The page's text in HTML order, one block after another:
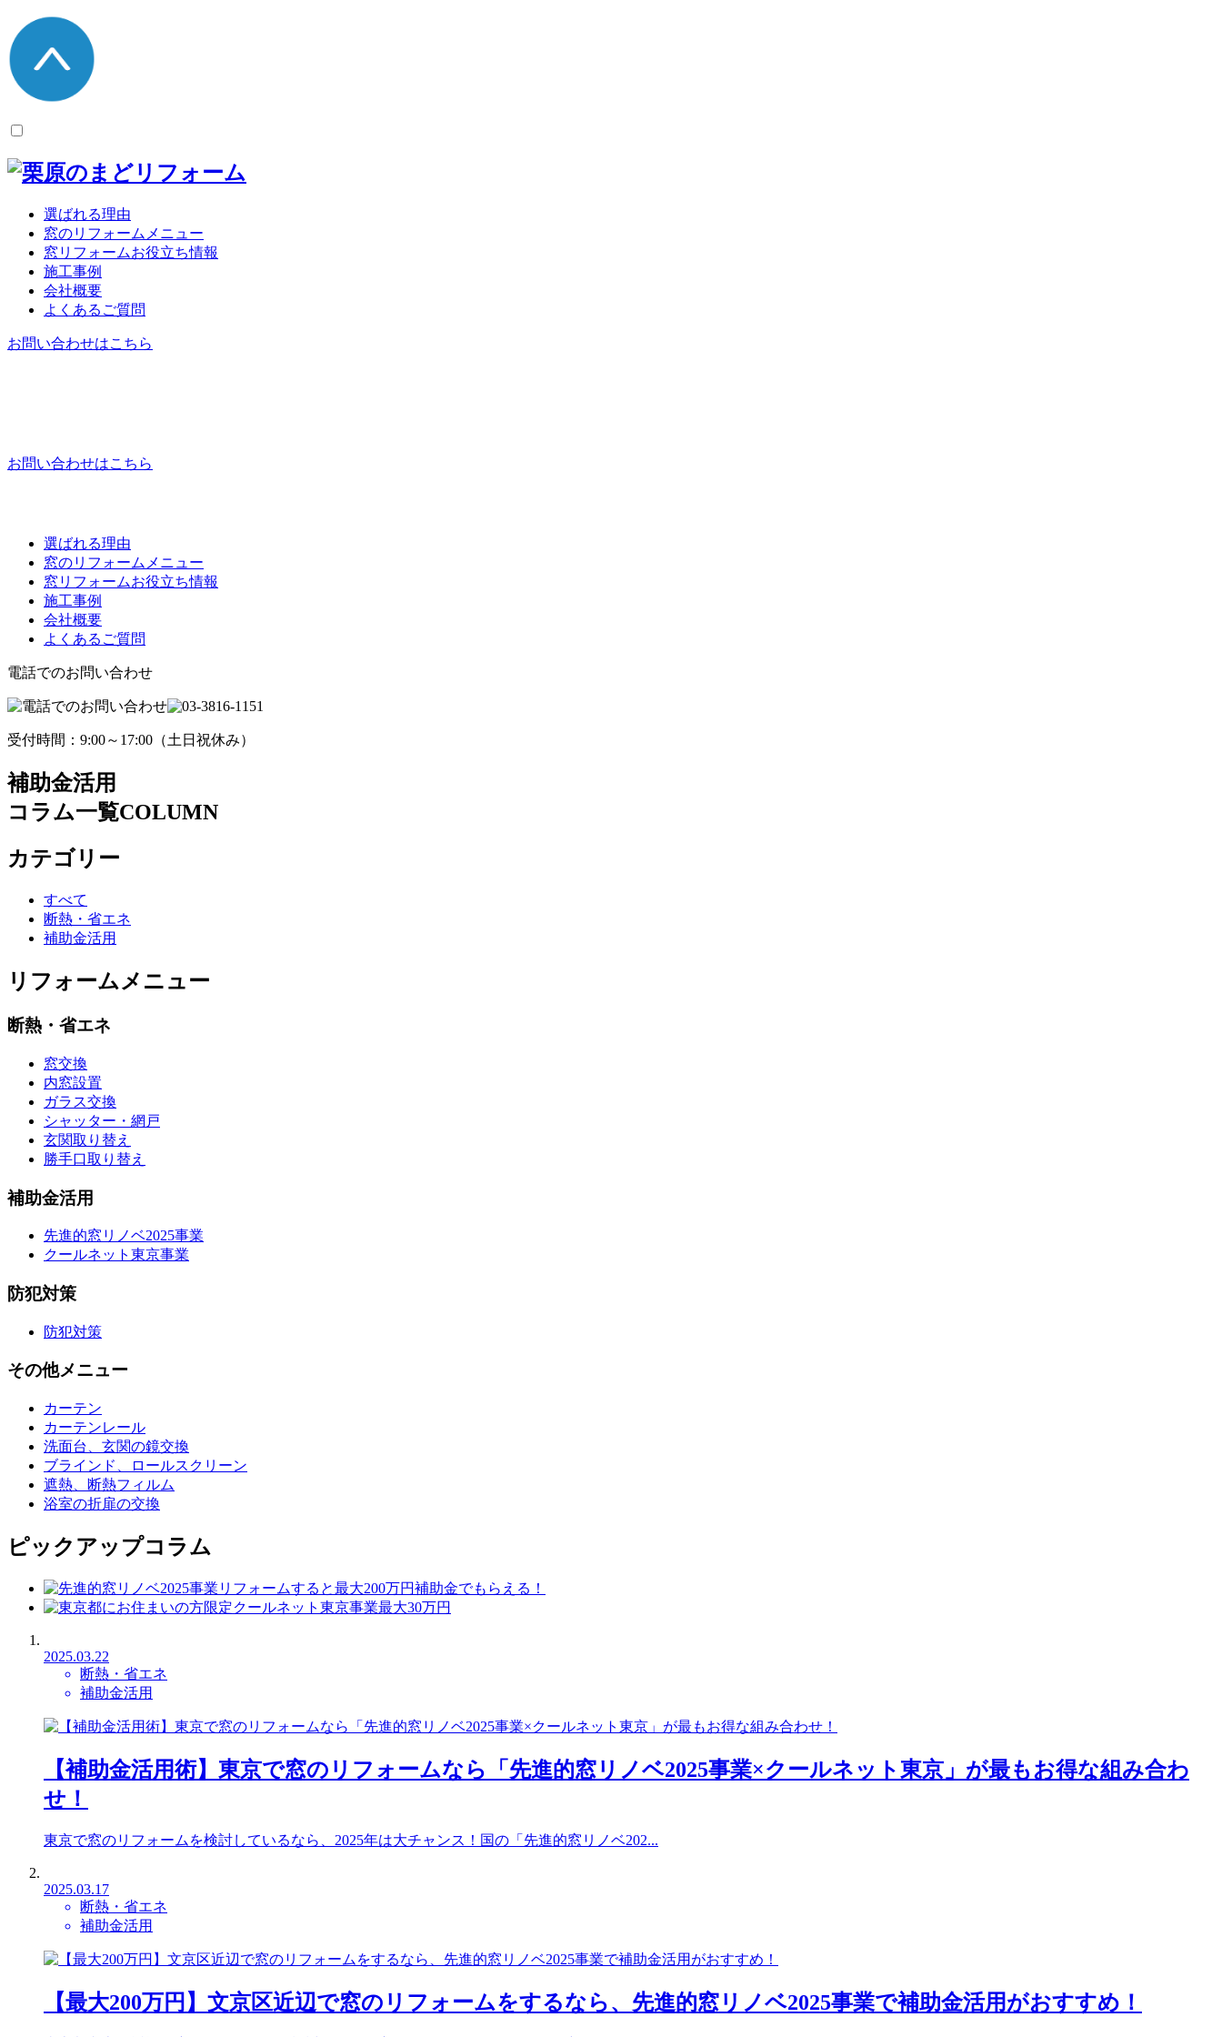
選ばれる理由
窓のリフォームメニュー
窓リフォームお役立ち情報
施工事例
会社概要
よくあるご質問
お問い合わせはこちら
お問い合わせはこちら
選ばれる理由
窓のリフォームメニュー
窓リフォームお役立ち情報
施工事例
会社概要
よくあるご質問
電話でのお問い合わせ
受付時間：9:00～17:00（土日祝休み）
補助金活用
コラム一覧COLUMN
カテゴリー
すべて
断熱・省エネ
補助金活用
リフォームメニュー
断熱・省エネ
窓交換
内窓設置
ガラス交換
シャッター・網戸
玄関取り替え
勝手口取り替え
補助金活用
先進的窓リノベ2025事業
クールネット東京事業
防犯対策
防犯対策
その他メニュー
カーテン
カーテンレール
洗面台、玄関の鏡交換
ブラインド、ロールスクリーン
遮熱、断熱フィルム
浴室の折扉の交換
ピックアップコラム
2025.03.22
断熱・省エネ
補助金活用
【補助金活用術】東京で窓のリフォームなら「先進的窓リノベ2025事業×クールネット東京」が最もお得な組み合わ
せ！
東京で窓のリフォームを検討しているなら、2025年は大チャンス！国の「先進的窓リノベ202...
2025.03.17
断熱・省エネ
補助金活用
【最大200万円】文京区近辺で窓のリフォームをするなら、先進的窓リノベ2025事業で補助金活用がおすすめ！